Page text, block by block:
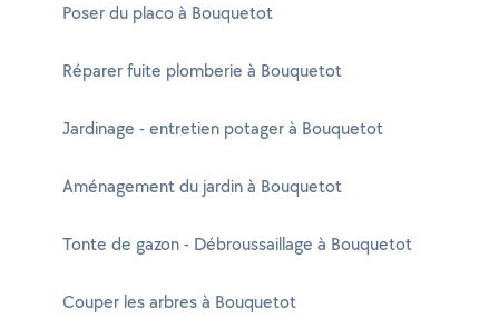
Poser du placo à Bouquetot
Réparer fuite plomberie à Bouquetot
Jardinage - entretien potager à Bouquetot
Aménagement du jardin à Bouquetot
Tonte de gazon - Débroussaillage à Bouquetot
Couper les arbres à Bouquetot